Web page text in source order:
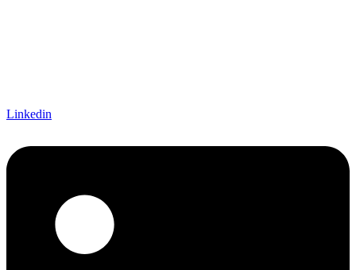
Linkedin